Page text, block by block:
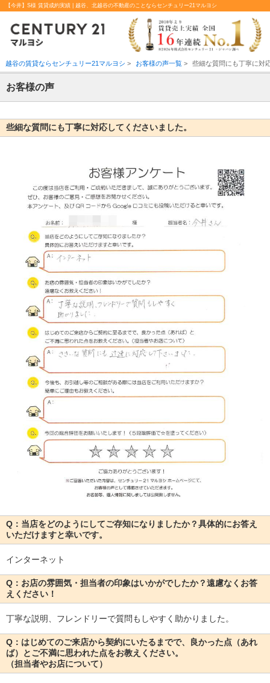
【今井】S様 賃貸成約実績 | 越谷、北越谷の不動産のことならセンチュリー21マルヨシ
越谷の賃貸ならセンチュリー21マルヨシ > お客様の声一覧> 些細な質問にも丁寧に対
お客様の声
些細な質問にも丁寧に対応してくださいました。
Q：当店をどのようにしてご存知になりましたか？具体的にお答え
いただけますと幸いです。
インターネット
Q：お店の雰囲気・担当者の印象はいかがでしたか？遠慮なくお答
えください！
丁寧な説明、フレンドリーで質問もしやすく助かりました。
Q：はじめてのご来店から契約にいたるまでで、良かった点（あれ
ば）とご不満に思われた点をお教えください。
（担当者やお店について）